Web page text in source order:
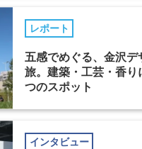
レポート
五感でめぐる、金沢デ
旅。建築・工芸・香り
つのスポット
インタビュー